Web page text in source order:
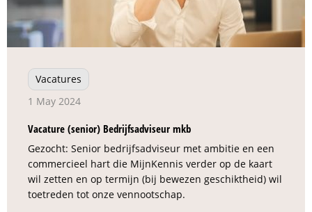
Vacatures
1 May 2024
Vacature (senior) Bedrijfsadviseur mkb
Gezocht: Senior bedrijfsadviseur met ambitie en een
commercieel hart die MijnKennis verder op de kaart
wil zetten en op termijn (bij bewezen geschiktheid) wil
toetreden tot onze vennootschap.